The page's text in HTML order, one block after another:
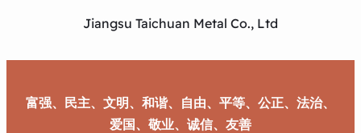
Jiangsu Taichuan Metal Co., Ltd
富强、民主、文明、和谐、自由、平等、公正、法治、
爱国、敬业、诚信、友善